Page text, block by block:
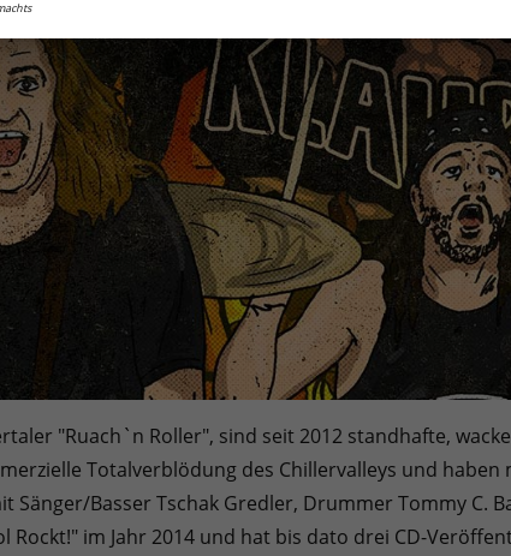
"Ruach`n Roller", sind seit 2012 standhafte,
Totalverblödung des Chillervalleys und
Sänger/Basser Tschak Gredler, Drummer Tommy C.
Rockt!" im Jahr 2014 und hat bis dato drei CD-